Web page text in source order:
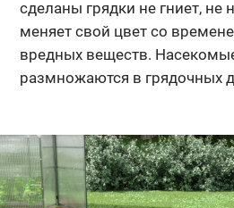
сделаны грядки не гниет, не
меняет свой цвет со
вредных веществ.
размножаются в грядочных